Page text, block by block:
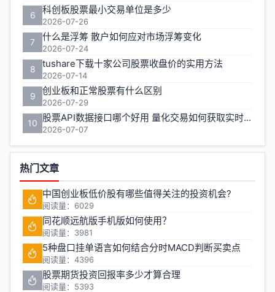
6 科创板股票最小交易单位是多少
2026-07-26
7 什么是浮筹 散户如何应对市场浮筹变化
2026-07-24
8 tushare下载十家公司股票收盘价的实用方法
2026-07-14
9 创业板和正常股票有什么区别
2026-07-29
10 股票API数据接口哪个好用 量化交易如何获取实时行情
2026-07-07
热门文章
中国创业板低价股有哪些值得关注的投资机会?
阅读量：6029
同花顺远航版手机版如何使用？
阅读量：3981
5种盘口挂单语言如何结合分时MACD判断买卖点
阅读量：4396
股票期货投资回报率多少才算合理
阅读量：5393